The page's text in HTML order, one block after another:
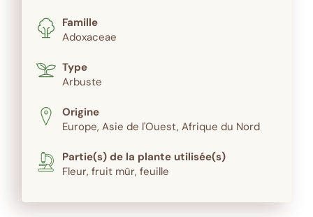
Famille
Adoxaceae
Type
Arbuste
Origine
Europe, Asie de l'Ouest, Afrique du Nord
Partie(s) de la plante utilisée(s)
Fleur, fruit mûr, feuille